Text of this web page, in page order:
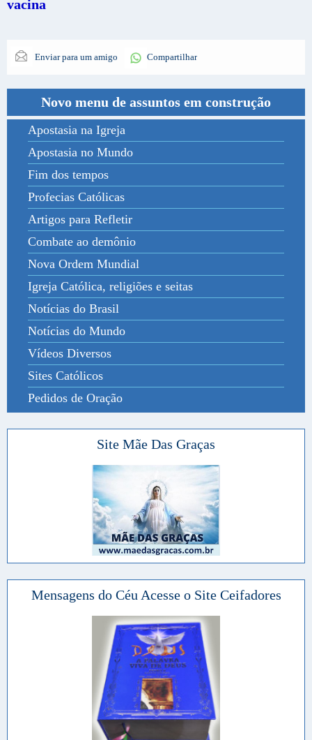
vacina
Enviar para um amigo Compartilhar
Novo menu de assuntos em construção
Apostasia na Igreja
Apostasia no Mundo
Fim dos tempos
Profecias Católicas
Artigos para Refletir
Combate ao demônio
Nova Ordem Mundial
Igreja Católica, religiões e seitas
Notícias do Brasil
Notícias do Mundo
Vídeos Diversos
Sites Católicos
Pedidos de Oração
Site Mãe Das Graças
Mensagens do Céu Acesse o Site Ceifadores